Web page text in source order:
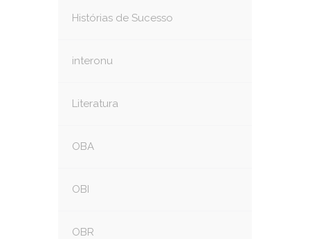
Histórias de Sucesso
interonu
Literatura
OBA
OBI
OBR